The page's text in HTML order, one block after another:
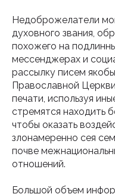
Недоброжелатели
духовного звания,
похожего на
мессенджерах и
рассылку писем
Православной
печати, используя
стремятся находить
чтобы оказать
злонамеренно сея
почве
отношений.
Большой объем